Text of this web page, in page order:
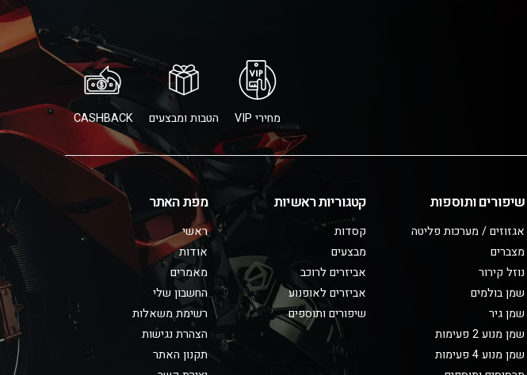
מחירי VIP הטבות ומבצעים CASHBACK
שיפורים ותוספות
אגזוזים / מערכות פליטה
מצברים
נוזל קירור
שמן בולמים
שמן גיר
שמן מנוע 2 פעימות
שמן מנוע 4 פעימות
קטגוריות ראשיות
קסדות
מבצעים
אביזרים לרוכב
אביזרים לאופנוע
שיפורים ותוספים
מפת האתר
ראשי
אודות
מאמרים
החשבון שלי
רשימת משאלות
הצהרת נגישות
תקנון האתר